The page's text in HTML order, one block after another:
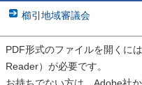
櫛引地域審議会
PDF形式のファイルを開くに
Reader）が必要です。